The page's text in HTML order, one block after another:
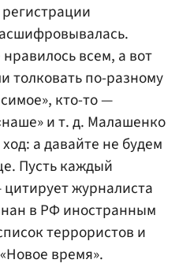
всем, а вот
толковать по-разному
кто-то —
и т. д. Малашенко
а давайте не будем
Пусть каждый
журналиста
в РФ иностранным
террористов и
время».